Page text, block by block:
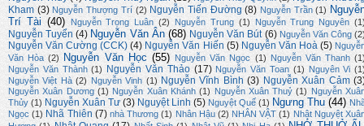
Kham (3) Nguyễn Thượng Trí (2) Nguyễn Tiến Đường (8) Nguyễn Trần (1)
Trí Tài (40) Nguyễn Trọng Luân (2) Nguyễn Trung (1) Nguyễn Trung Nguyên
Nguyễn Tuyển (4) Nguyễn Văn Ân (68) Nguyễn Văn Bút (6) Nguyễn Văn Công
Nguyễn Văn Cường (CCK) (4) Nguyễn Văn Hiến (5) Nguyễn Văn Hoà (5)
Văn Hòa (2) Nguyễn Văn Học (55) Nguyễn Văn Ngọc (1) Nguyễn Văn Thanh
Nguyễn Văn Thành (1) Nguyễn Văn Thảo (17) Nguyễn Văn Toan (1) Nguyên Vi
Nguyễn Việt Hà (2) Nguyễn Vinh (1) Nguyễn Vĩnh Bình (3) Nguyễn Xuân Cảm
Nguyễn Xuân Dương (1) Nguyễn Xuân Khánh (1) Nguyễn Xuân Thuỷ (1) Nguyễn
Thủy (1) Nguyễn Xuân Tư (3) Nguyệt Linh (5) Nguyệt Quế (1) Ngưng Thu (44)
Ngọc (1) Nhã Thiên (7) nhà Thương (1) Nhân Hậu (2) NHÂN VẬT (1) Nhật Nguyệt